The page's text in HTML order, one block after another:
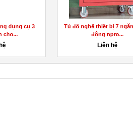
L8001 Kệ đồ nghề 3 ngăn
1,500,000đ